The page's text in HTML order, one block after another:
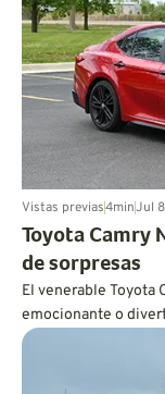
Vistas previas4minJul
Toyota Camry
de sorpresas
El venerable Toyota
emocionante o
es más dinámico de
increíblemente